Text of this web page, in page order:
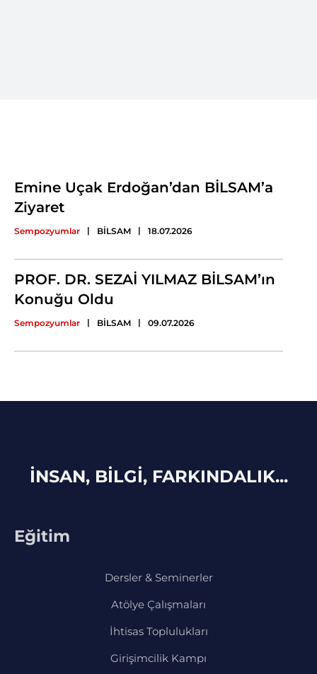
Emine Uçak Erdoğan’dan BİLSAM’a
Ziyaret
Sempozyumlar | BİLSAM | 18.07.2026
PROF. DR. SEZAİ YILMAZ BİLSAM’ın
Konuğu Oldu
Sempozyumlar | BİLSAM | 09.07.2026
İNSAN, BİLGİ, FARKINDALIK...
Eğitim
Dersler & Seminerler
Atölye Çalışmaları
İhtisas Toplulukları
Girişimcilik Kampı